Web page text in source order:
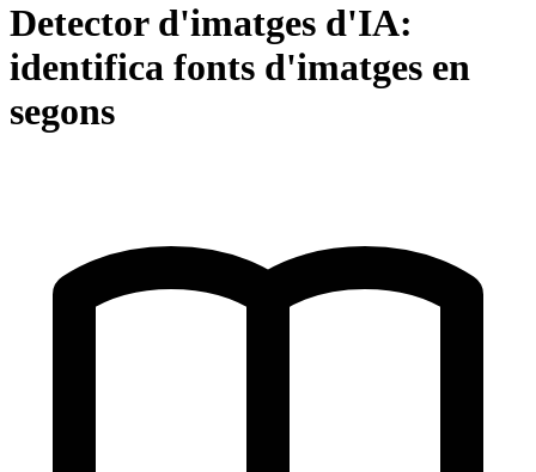
Detector d'imatges d'IA:
identifica fonts d'imatges en
segons